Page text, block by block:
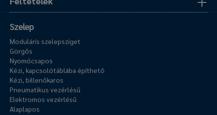
Szelep
Moduláris szelepsziget
Görgős
Nyomócsapos
Kézi, kapcsolótáblába építhető
Kézi, billenőkaros
Pneumatikus vezérlésű
Elektromos vezérlésű
Alaplapos